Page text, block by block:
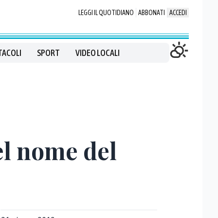
LEGGI IL QUOTIDIANO ABBONATI ACCEDI
SPORT VIDEO LOCALI
nome del